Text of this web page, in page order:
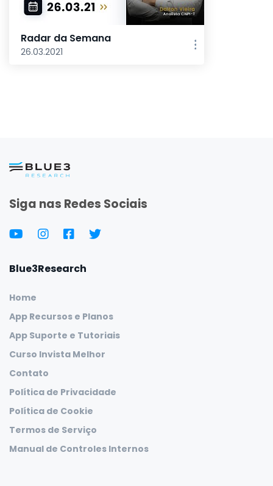
Radar da Semana
26.03.2021
Siga nas Redes Sociais
Blue3Research
Home
App Recursos e Planos
App Suporte e Tutoriais
Curso Invista Melhor
Contato
Política de Privacidade
Política de Cookie
Termos de Serviço
Manual de Controles Internos